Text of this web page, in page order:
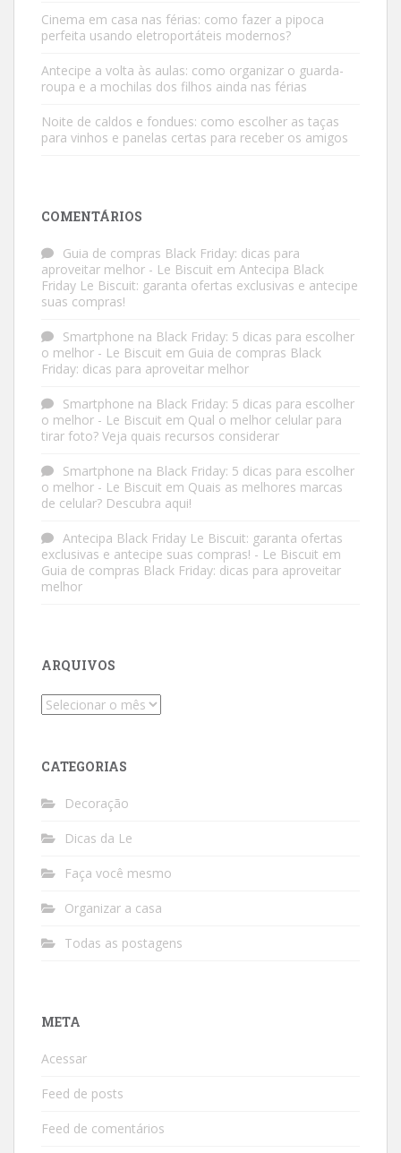
Cinema em casa nas férias: como fazer a pipoca
perfeita usando eletroportáteis modernos?
Antecipe a volta às aulas: como organizar o guarda-
roupa e a mochilas dos filhos ainda nas férias
Noite de caldos e fondues: como escolher as taças
para vinhos e panelas certas para receber os amigos
COMENTÁRIOS
Guia de compras Black Friday: dicas para
aproveitar melhor - Le Biscuit em Antecipa Black
Friday Le Biscuit: garanta ofertas exclusivas e antecipe
suas compras!
Smartphone na Black Friday: 5 dicas para escolher
o melhor - Le Biscuit em Guia de compras Black
Friday: dicas para aproveitar melhor
Smartphone na Black Friday: 5 dicas para escolher
o melhor - Le Biscuit em Qual o melhor celular para
tirar foto? Veja quais recursos considerar
Smartphone na Black Friday: 5 dicas para escolher
o melhor - Le Biscuit em Quais as melhores marcas
de celular? Descubra aqui!
Antecipa Black Friday Le Biscuit: garanta ofertas
exclusivas e antecipe suas compras! - Le Biscuit em
Guia de compras Black Friday: dicas para aproveitar
melhor
ARQUIVOS
Arquivos
CATEGORIAS
Decoração
Dicas da Le
Faça você mesmo
Organizar a casa
Todas as postagens
META
Acessar
Feed de posts
Feed de comentários